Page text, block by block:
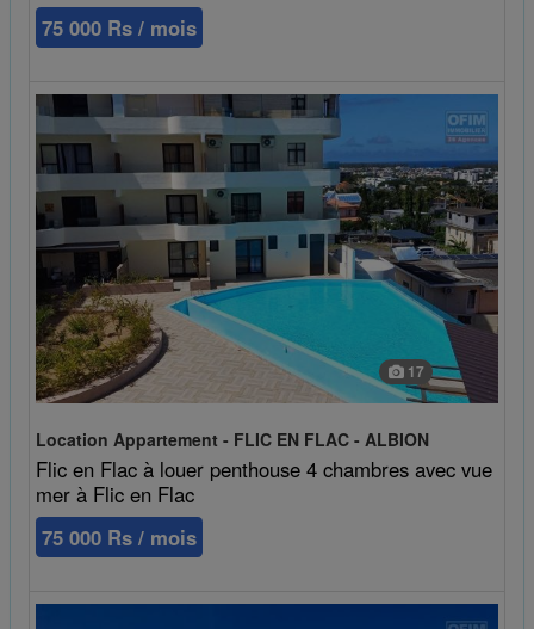
75 000 Rs / mois
17
Location Appartement - FLIC EN FLAC - ALBION
Flic en Flac à louer penthouse 4 chambres avec vue
mer à Flic en Flac
75 000 Rs / mois